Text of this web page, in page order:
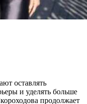
оставлять
и уделять больше
продолжает